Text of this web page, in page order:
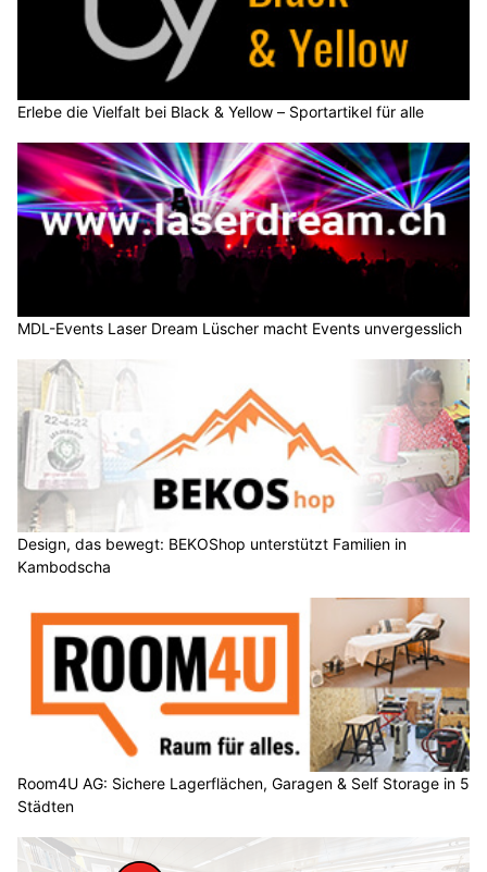
Erlebe die Vielfalt bei Black & Yellow – Sportartikel für alle
MDL-Events Laser Dream Lüscher macht Events unvergesslich
Design, das bewegt: BEKOShop unterstützt Familien in
Kambodscha
Room4U AG: Sichere Lagerflächen, Garagen & Self Storage in 5
Städten